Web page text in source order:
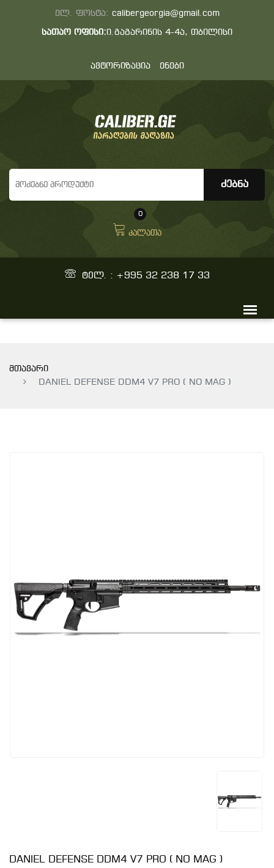
ელ. ფოსტა: calibergeorgia@gmail.com
სათაო ოფისი:ი.გაგარინის 4-4ა, თბილისი
ავტორიზაცია ენები
0
კალათა
ტელ. : +995 32 238 17 33
მთავარი
DANIEL DEFENSE DDM4 V7 PRO ( NO MAG )
DANIEL DEFENSE DDM4 V7 PRO ( NO MAG )